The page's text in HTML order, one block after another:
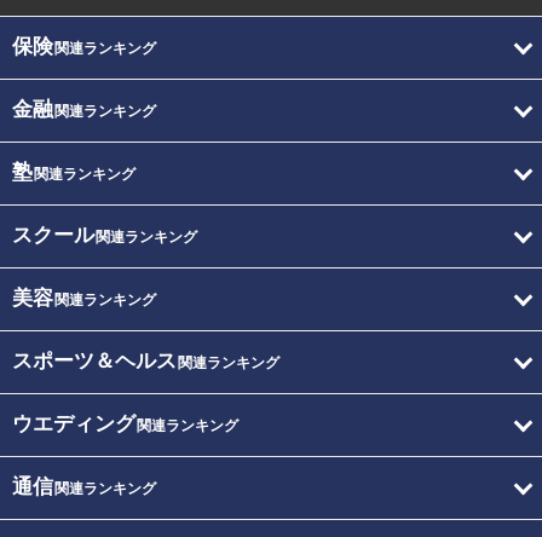
保険関連ランキング
金融関連ランキング
塾関連ランキング
スクール関連ランキング
美容関連ランキング
スポーツ＆ヘルス 関連ランキング
ウエディング関連ランキング
通信関連ランキング